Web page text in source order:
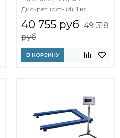
Дискретность (d): 1 кг
40 755 руб 49 318
руб
В КОРЗИНУ